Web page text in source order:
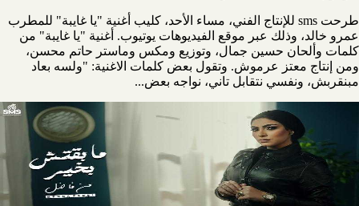
طرحت sms للإنتاج الفني، مساء الأحد، كليب أغنية "يا غايبة" للمطرب
عمرو خالد، وذلك عبر موقع الفيديوهات يوتيوب. أغنية "يا غايبة" من
كلمات وألحان حسين جمال، وتوزيع ومكس وماستر حاتم محسن،
ومن إنتاج معتز عرموش. وتقول بعض كلمات الاغنية: "ولسه بعاد
مبنقربش، ونفسي نتقابل تاني، نواجه بعض...